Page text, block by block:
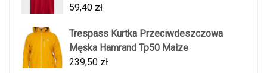
59,40 zł
Trespass Kurtka Przeciwdeszczowa
Męska Hamrand Tp50 Maize
239,50 zł